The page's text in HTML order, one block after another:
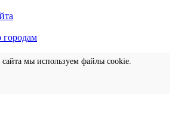
городам
мы используем файлы cookie.